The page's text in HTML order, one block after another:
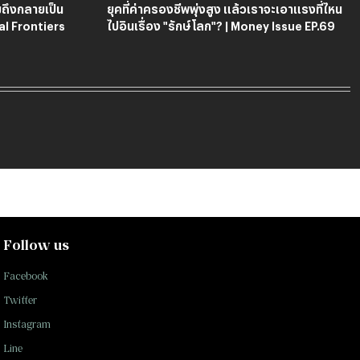
งกลายเป็น
Frontiers
ยุคที่ค่าครองชีพพุ่งสูง แล้วเราจะเอาแรงที่ไหน
ไปอินเรื่อง "รักษ์โลก"? | Money Issue EP.69
Follow us
Facebook
Twitter
Instagram
Line